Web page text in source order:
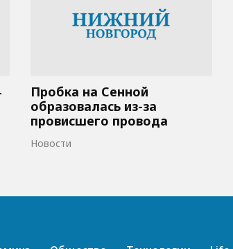
Пробка на Сенной
образовалась из-за
провисшего провода
Новости